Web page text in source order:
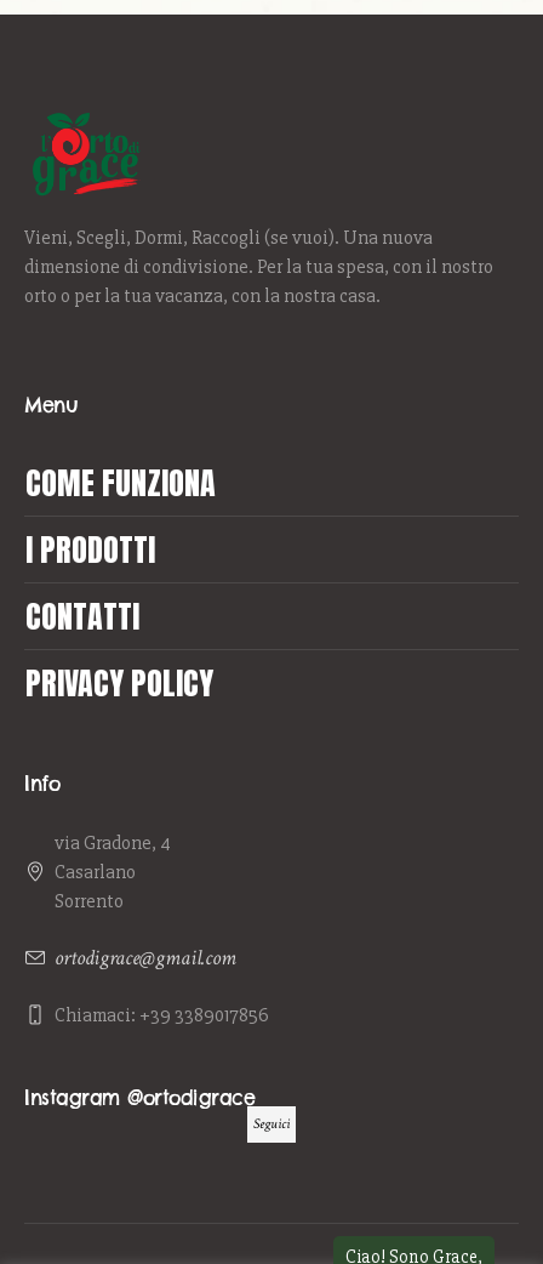
Vieni, Scegli, Dormi, Raccogli (se vuoi). Una nuova
dimensione di condivisione. Per la tua spesa, con il nostro
orto o per la tua vacanza, con la nostra casa.
Menu
COME FUNZIONA
I PRODOTTI
CONTATTI
PRIVACY POLICY
Info
via Gradone, 4
Casarlano
Sorrento
ortodigrace@gmail.com
Chiamaci: +39 3389017856
Instagram @ortodigrace
Seguici